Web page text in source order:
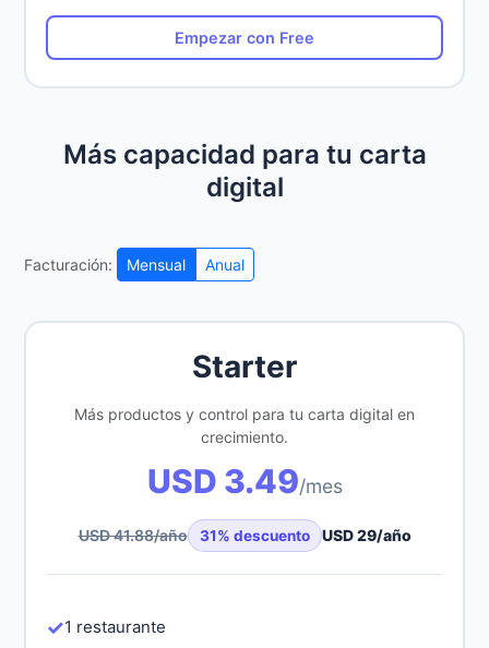
Empezar con Free
Más capacidad para tu carta
digital
Facturación: Mensual Anual
Starter
Más productos y control para tu carta digital en
crecimiento.
USD 3.49/mes
USD 41.88/año 31% descuento USD 29/año
✓1 restaurante